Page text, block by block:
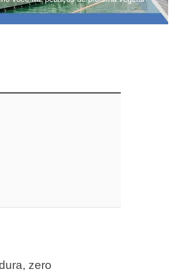
zero